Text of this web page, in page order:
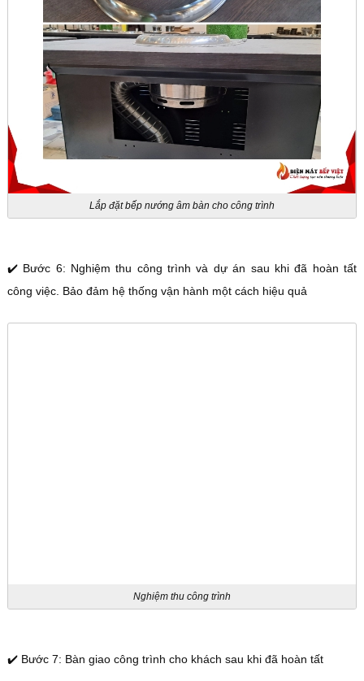
Lắp đặt bếp nướng âm bàn cho công trình
✔️ Bước 6: Nghiệm thu công trình và dự án sau khi đã hoàn tất
công việc. Bảo đảm hệ thống vận hành một cách hiệu quả
Nghiệm thu công trình
✔️ Bước 7: Bàn giao công trình cho khách sau khi đã hoàn tất